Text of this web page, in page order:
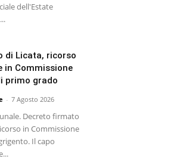
dell'Estate
di Licata, ricorso
in Commissione
primo grado
- 7 Agosto 2026
Decreto firmato
in Commissione
Il capo